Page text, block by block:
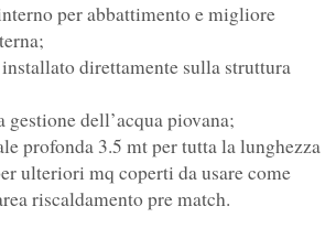
per abbattimento e migliore
direttamente sulla struttura
gestione dell’acqua piovana;
profonda 3.5 mt per tutta la lunghezza
ulteriori mq coperti da usare come
riscaldamento pre match.